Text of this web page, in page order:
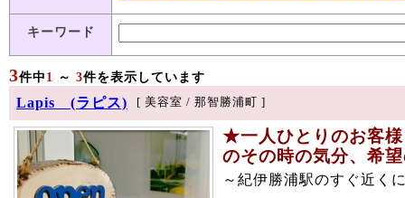
キーワード
3件中 1 ～ 3件を表示しています
Lapis (ラピス) [ 美容室 / 那智勝浦町 ]
★一人ひとりのお客
のその時の気分、希
～紀伊勝浦駅のすぐ近く